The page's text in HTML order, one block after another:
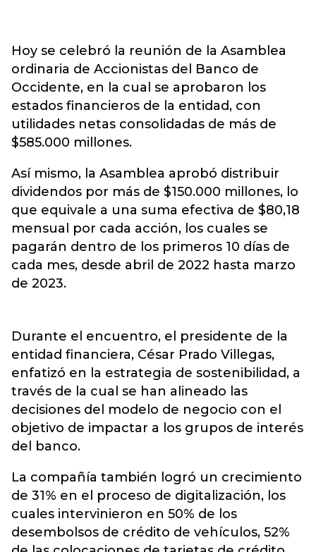
Hoy se celebró la reunión de la Asamblea
ordinaria de Accionistas del Banco de
Occidente, en la cual se aprobaron los
estados financieros de la entidad, con
utilidades netas consolidadas de más de
$585.000 millones.
Así mismo, la Asamblea aprobó distribuir
dividendos por más de $150.000 millones, lo
que equivale a una suma efectiva de $80,18
mensual por cada acción, los cuales se
pagarán dentro de los primeros 10 días de
cada mes, desde abril de 2022 hasta marzo
de 2023.
Durante el encuentro, el presidente de la
entidad financiera, César Prado Villegas,
enfatizó en la estrategia de sostenibilidad, a
través de la cual se han alineado las
decisiones del modelo de negocio con el
objetivo de impactar a los grupos de interés
del banco.
La compañía también logró un crecimiento
de 31% en el proceso de digitalización, los
cuales intervinieron en 50% de los
desembolsos de crédito de vehículos, 52%